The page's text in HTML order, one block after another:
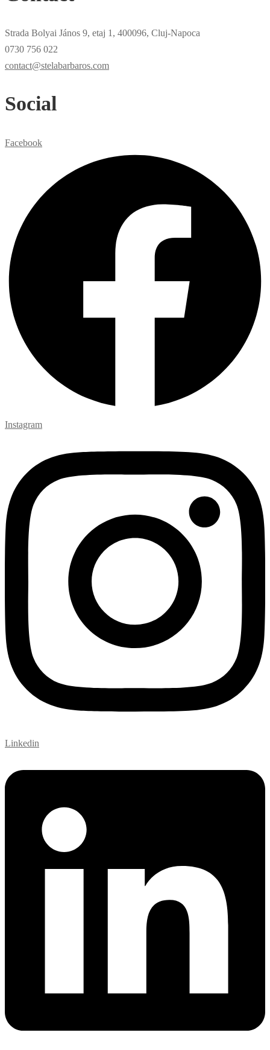
Strada Bolyai János 9, etaj 1, 400096, Cluj-Napoca
0730 756 022
contact@stelabarbaros.com
Social
Facebook
Instagram
Linkedin